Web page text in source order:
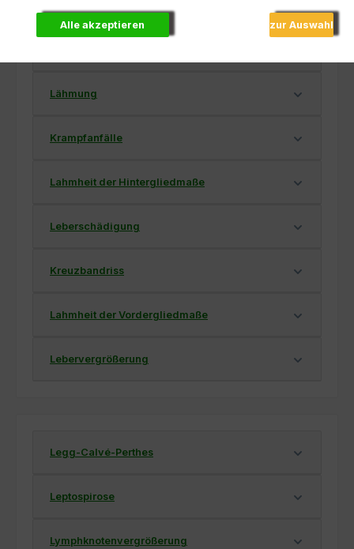
Lähmung
Krampfanfälle
Lahmheit der Hintergliedmaße
Leberschädigung
Kreuzbandriss
Lahmheit der Vordergliedmaße
Lebervergrößerung
Legg-Calvé-Perthes
Leptospirose
Lymphknotenvergrößerung
Alle akzeptieren zur Auswahl